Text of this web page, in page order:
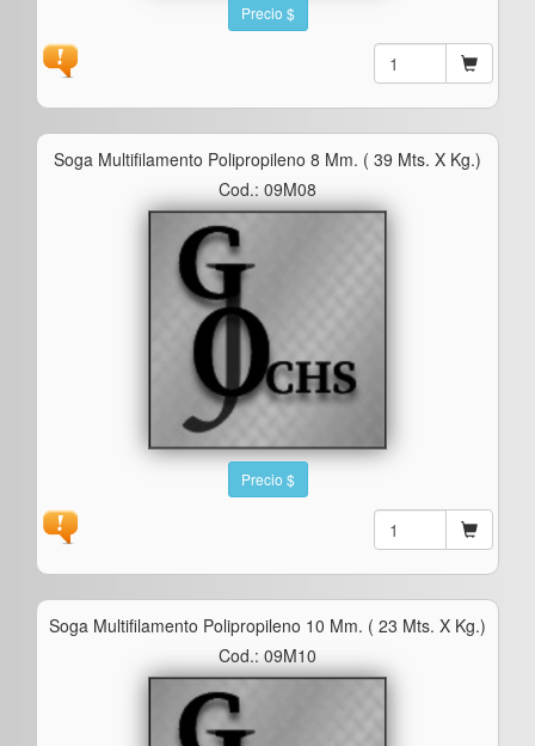
Precio $
Soga Multifilamento Polipropileno 8 Mm. ( 39 Mts. X Kg.)
Cod.: 09M08
Precio $
Soga Multifilamento Polipropileno 10 Mm. ( 23 Mts. X Kg.)
Cod.: 09M10